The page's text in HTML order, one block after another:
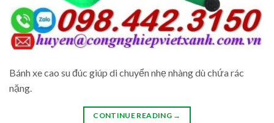
Bánh xe cao su đúc giúp di chuyển nhẹ nhàng dù chứa rác
nặng.
CONTINUE READING →